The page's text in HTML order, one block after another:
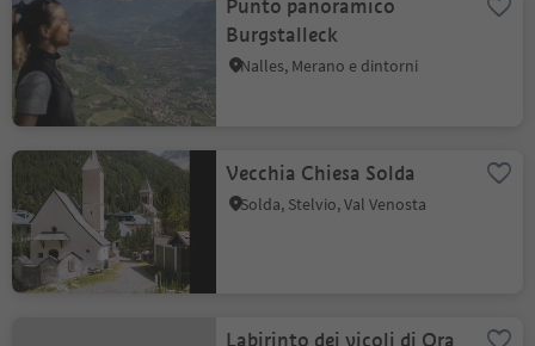
Punto panoramico
Burgstalleck
Nalles, Merano e dintorni
Vecchia Chiesa Solda
Solda, Stelvio, Val Venosta
Labirinto dei vicoli di Ora